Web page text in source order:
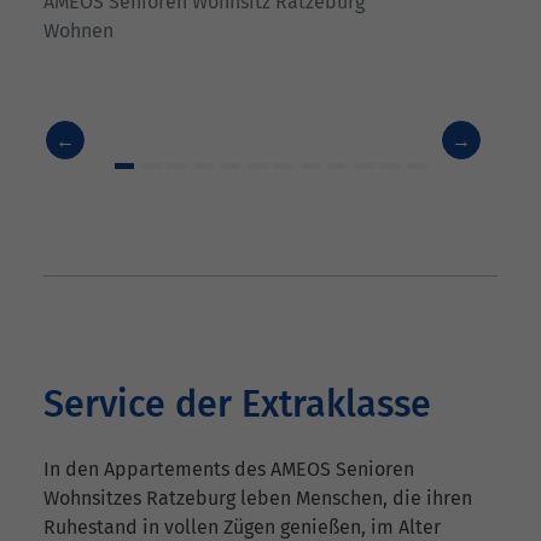
Wohnen
Previous Next
Service der Extraklasse
In den Appartements des AMEOS Senioren
Wohnsitzes Ratzeburg leben Menschen, die ihren
Ruhestand in vollen Zügen genießen, im Alter